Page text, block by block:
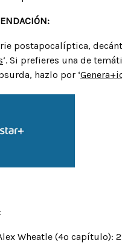
postapocalíptica,
‘. Si prefieres una de
hazlo por ‘
Wheatle (4º capítulo):